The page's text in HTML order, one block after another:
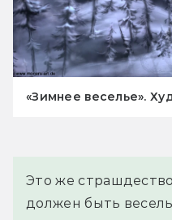
«Зимнее веселье».
Это же
должен быть